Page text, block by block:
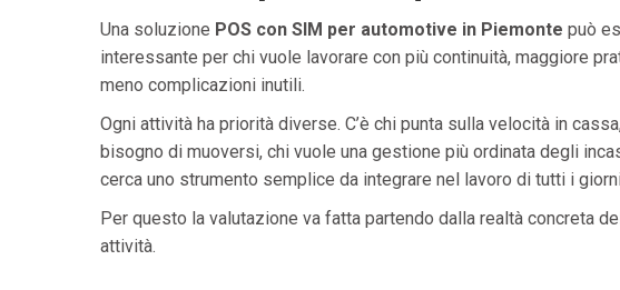
Una soluzione POS con SIM per automotive in Piemonte può
interessante per chi vuole lavorare con più continuità, maggiore
meno complicazioni inutili.
Ogni attività ha priorità diverse. C’è chi punta sulla velocità in
bisogno di muoversi, chi vuole una gestione più ordinata degli
cerca uno strumento semplice da integrare nel lavoro di tutti i
Per questo la valutazione va fatta partendo dalla realtà concreta
attività.